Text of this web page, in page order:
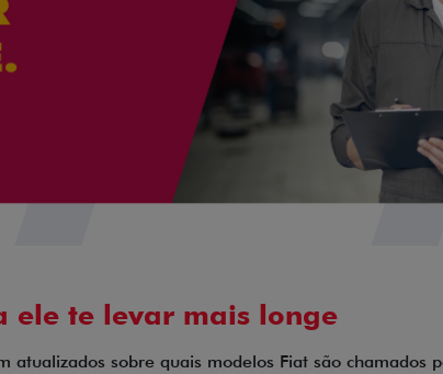
ele te levar mais longe
atualizados sobre quais modelos Fiat são